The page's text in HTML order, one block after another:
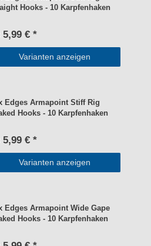
Hooks - 10 Karpfenhaken
5,99 € *
Varianten anzeigen
Edges Armapoint Stiff Rig
Hooks - 10 Karpfenhaken
5,99 € *
Varianten anzeigen
Edges Armapoint Wide Gape
Hooks - 10 Karpfenhaken